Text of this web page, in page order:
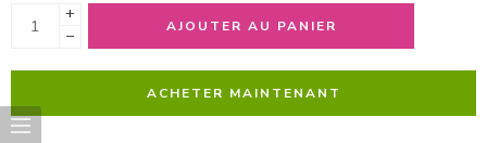
+
−
AJOUTER AU PANIER
ACHETER MAINTENANT